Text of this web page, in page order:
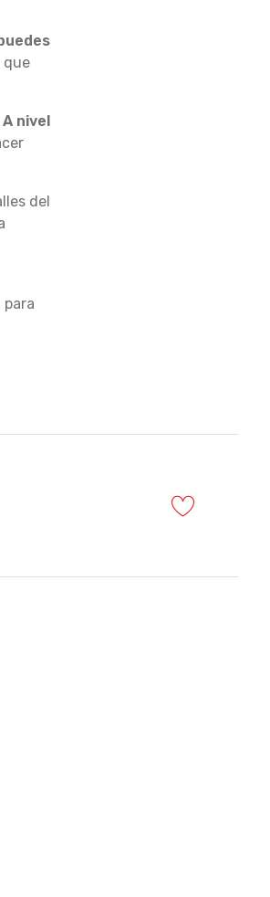
que
A nivel
del
para